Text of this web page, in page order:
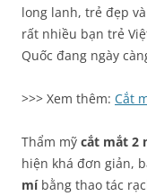
long lanh, trẻ đẹp
rất nhiều bạn trẻ
Quốc đang ngày
>>> Xem thêm: Cắt
Thẩm mỹ cắt mắt 2
hiện khá đơn giản,
míbằng thao tác